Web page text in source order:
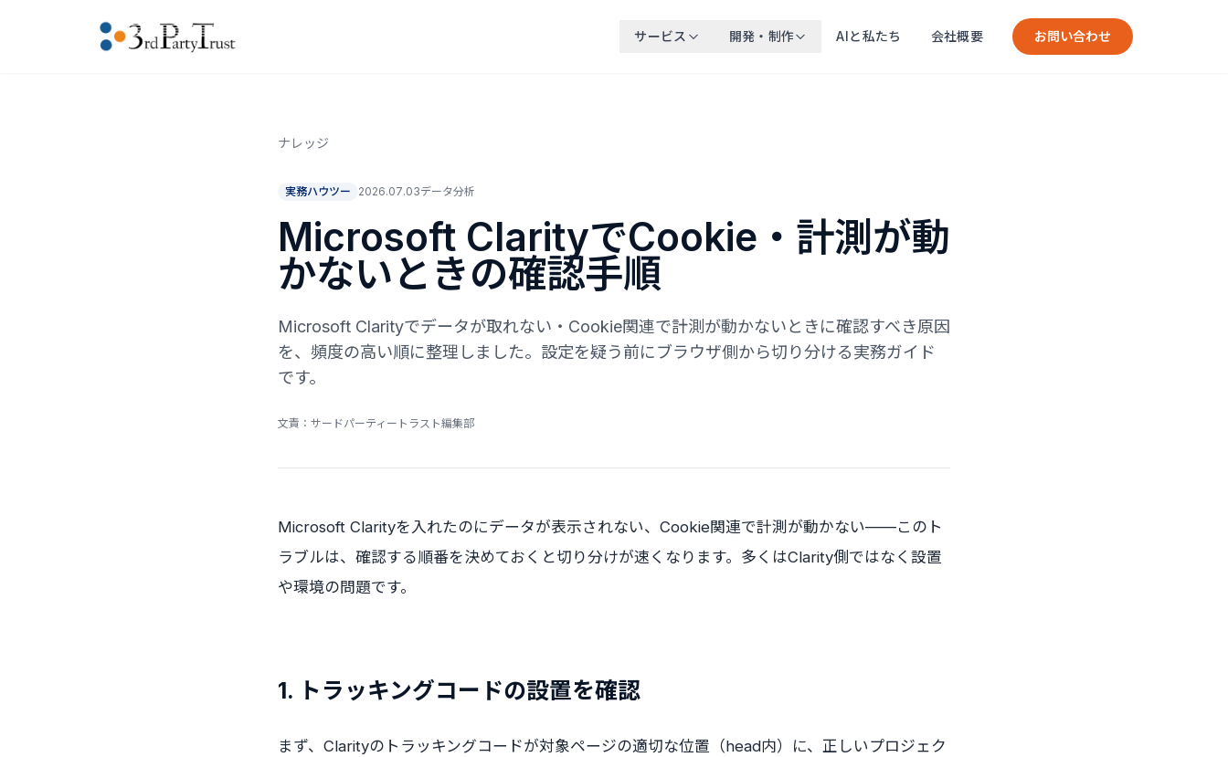
サービス 開発・制作 AIと私たち 会社概要 お問い合わせ
ナレッジ
実務ハウツー 2026.07.03データ分析
Microsoft ClarityでCookie・計測が動
かないときの確認手順
Microsoft Clarityでデータが取れない・Cookie関連で計測が動かないときに確認すべき原因
を、頻度の高い順に整理しました。設定を疑う前にブラウザ側から切り分ける実務ガイド
です。
文責：サードパーティートラスト編集部
Microsoft Clarityを入れたのにデータが表示されない、Cookie関連で計測が動かない——このト
ラブルは、確認する順番を決めておくと切り分けが速くなります。多くはClarity側ではなく設置
や環境の問題です。
1. トラッキングコードの設置を確認
まず、Clarityのトラッキングコードが対象ページの適切な位置（head内）に、正しいプロジェク